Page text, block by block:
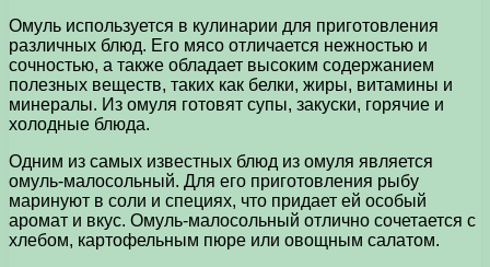
Омуль используется в кулинарии для приготовления
различных блюд. Его мясо отличается нежностью и
сочностью, а также обладает высоким содержанием
полезных веществ, таких как белки, жиры, витамины и
минералы. Из омуля готовят супы, закуски, горячие и
холодные блюда.
Одним из самых известных блюд из омуля является
омуль-малосольный. Для его приготовления рыбу
маринуют в соли и специях, что придает ей особый
аромат и вкус. Омуль-малосольный отлично сочетается с
хлебом, картофельным пюре или овощным салатом.